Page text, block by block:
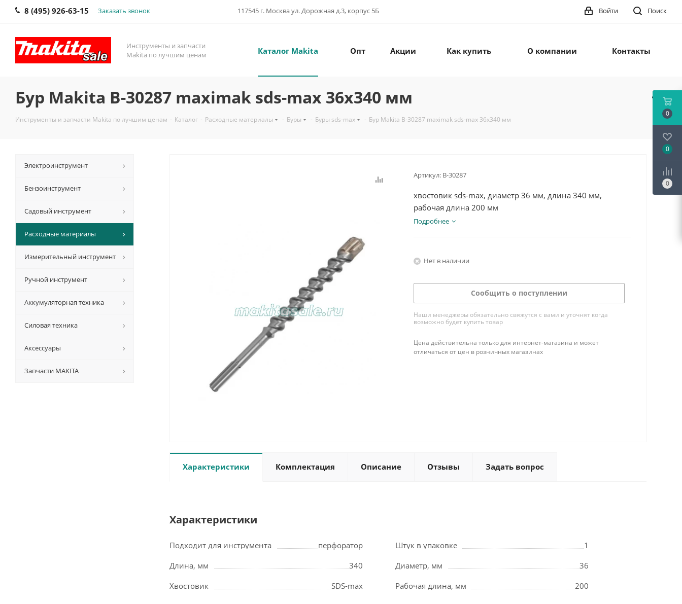
8 (495) 926-63-15 Заказать звонок 117545 г. Москва ул. Дорожная д.3, корпус 5Б Поиск
Войти
Инструменты и запчасти
Makita по лучшим ценам
Каталог Makita Опт Акции Как купить О компании Контакты
Бур Makita B-30287 maximak sds-max 36x340 мм
Инструменты и запчасти Makita по лучшим ценам - Каталог - Расходные материалы - Буры - Буры sds-max - Бур Makita B-30287 maximak sds-max 36x340 мм
Артикул: B-30287
хвостовик sds-max, диаметр 36 мм, длина 340 мм,
рабочая длина 200 мм
Подробнее
Нет в наличии
Сообщить о поступлении
Наши менеджеры обязательно свяжутся с вами и уточнят когда
возможно будет купить товар
Цена действительна только для интернет-магазина и может
отличаться от цен в розничных магазинах
Характеристики Комплектация Описание Отзывы Задать вопрос
Характеристики
Подходит для инструмента перфоратор Штук в упаковке
1
Длина, мм
340 Диаметр, мм
36
Хвостовик
SDS-max Рабочая длина, мм 200
Электроинструмент
Бензоинструмент
Садовый инструмент
Расходные материалы
Измерительный инструмент
Ручной инструмент
Аккумуляторная техника
Силовая техника
Аксессуары
Запчасти MAKITA
0
0
0